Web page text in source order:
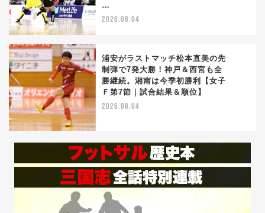
…
2026.08.04
浦安がラストマッチ松本直美の先
制弾で7発大勝！神戸＆西宮も全
勝継続。湘南は今季初勝利【女子
Ｆ第7節｜試合結果＆順位】
2026.08.04